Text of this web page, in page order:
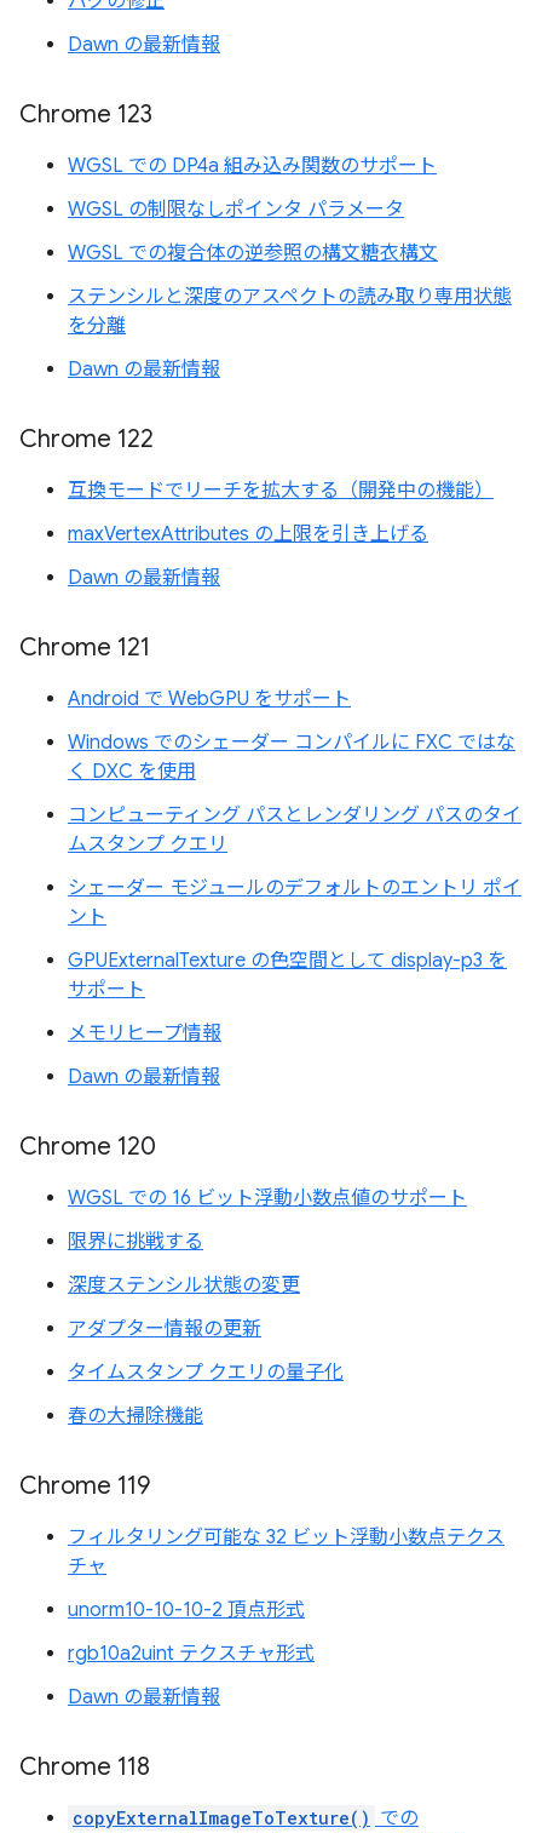
Dawn の最新情報
Chrome 123
WGSL での DP4a 組み込み関数のサポート
WGSL の制限なしポインタ パラメータ
WGSL での複合体の逆参照の構文糖衣構文
ステンシルと深度のアスペクトの読み取り専用状態
を分離
Dawn の最新情報
Chrome 122
互換モードでリーチを拡大する（開発中の機能）
maxVertexAttributes の上限を引き上げる
Dawn の最新情報
Chrome 121
Android で WebGPU をサポート
Windows でのシェーダー コンパイルに FXC ではな
く DXC を使用
コンピューティング パスとレンダリング パスのタイ
ムスタンプ クエリ
シェーダー モジュールのデフォルトのエントリ ポイ
ント
GPUExternalTexture の色空間として display-p3 を
サポート
メモリヒープ情報
Dawn の最新情報
Chrome 120
WGSL での 16 ビット浮動小数点値のサポート
限界に挑戦する
深度ステンシル状態の変更
アダプター情報の更新
タイムスタンプ クエリの量子化
春の大掃除機能
Chrome 119
フィルタリング可能な 32 ビット浮動小数点テクス
チャ
unorm10-10-10-2 頂点形式
rgb10a2uint テクスチャ形式
Dawn の最新情報
Chrome 118
copyExternalImageToTexture() での